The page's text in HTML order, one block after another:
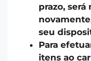
prazo,
seu
Para
itens ao